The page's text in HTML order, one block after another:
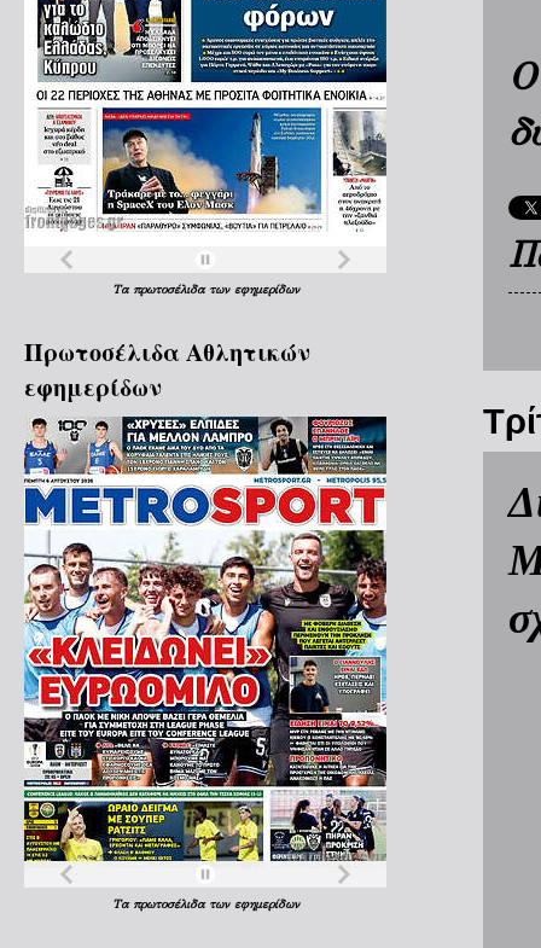
Τα πρωτοσέλιδα των εφημερίδων
Πρωτοσέλιδα Aθλητικών
εφημερίδων
Τα πρωτοσέλιδα των εφημερίδων